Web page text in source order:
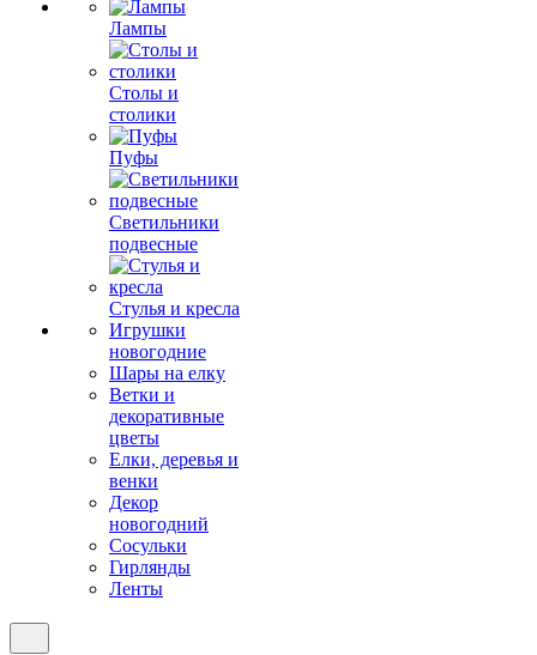
Лампы
Столы и
столики
Пуфы
Светильники
подвесные
Стулья и кресла
Игрушки
новогодние
Шары на елку
Ветки и
декоративные
цветы
Елки, деревья и
венки
Декор
новогодний
Сосульки
Гирлянды
Ленты